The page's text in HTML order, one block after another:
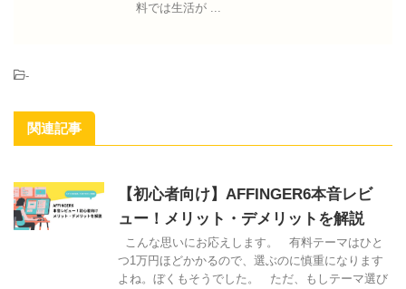
料では生活が ...
-
関連記事
【初心者向け】AFFINGER6本音レビ
ュー！メリット・デメリットを解説
こんな思いにお応えします。 有料テーマはひと
つ1万円ほどかかるので、選ぶのに慎重になります
よね。ぼくもそうでした。 ただ、もしテーマ選び